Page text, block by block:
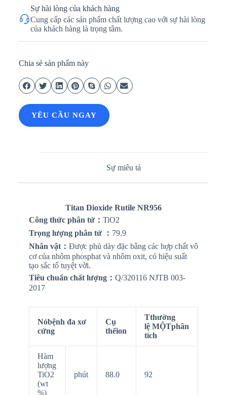
Sự hài lòng của khách hàng
Cung cấp các sản phẩm chất lượng cao với sự hài lòng
của khách hàng là trọng tâm.
Chia sẻ sản phẩm này
YÊU CẦU NGAY
Sự miêu tả
Titan Dioxide Rutile NR956
Công thức phân tử： TiO2
Trọng lượng phân tử
： 79.9
Nhân vật： Được phủ dày đặc bằng các hợp chất vô
cơ của nhôm phosphat và nhôm oxit, có hiệu suất
tạo sắc tố tuyệt vời.
Tiêu chuẩn chất lượng： Q/320116 NJTB 003-
2017
Nóbệnh đa xơ
cứng
Cụ
thểion
Tthường
lệ MỘTphân
tích
Hàm
lượng
TiO2
(wt
%)
phút 88.0 92